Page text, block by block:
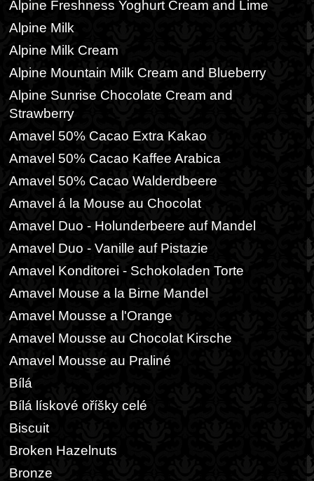
Alpine Freshness Yoghurt Cream and Lime
Alpine Milk
Alpine Milk Cream
Alpine Mountain Milk Cream and Blueberry
Alpine Sunrise Chocolate Cream and
Strawberry
Amavel 50% Cacao Extra Kakao
Amavel 50% Cacao Kaffee Arabica
Amavel 50% Cacao Walderdbeere
Amavel á la Mouse au Chocolat
Amavel Duo - Holunderbeere auf Mandel
Amavel Duo - Vanille auf Pistazie
Amavel Konditorei - Schokoladen Torte
Amavel Mouse a la Birne Mandel
Amavel Mousse a l'Orange
Amavel Mousse au Chocolat Kirsche
Amavel Mousse au Praliné
Bílá
Bílá lískové oříšky celé
Biscuit
Broken Hazelnuts
Bronze